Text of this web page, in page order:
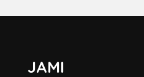
JAMI